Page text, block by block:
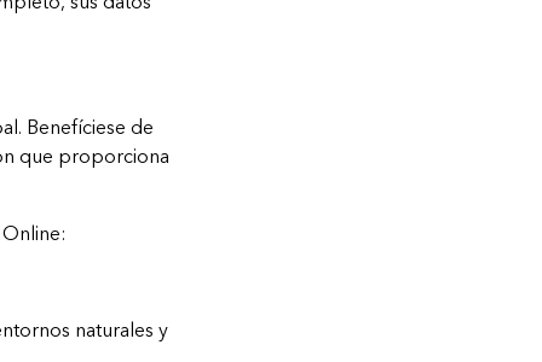
Benefíciese de
que proporciona
naturales y